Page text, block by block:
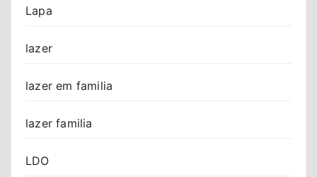
Lapa
lazer
lazer em familia
lazer familia
LDO